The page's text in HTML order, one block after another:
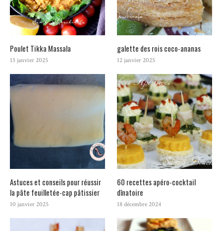
Poulet Tikka Massala
13 janvier 2025
galette des rois coco-ananas
12 janvier 2025
Astuces et conseils pour réussir
la pâte feuilletée-cap pâtissier
10 janvier 2025
60 recettes apéro-cocktail
dînatoire
18 décembre 2024